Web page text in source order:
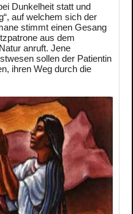
Dunkelheit statt und
auf welchem sich der
stimmt einen Gesang
aus dem
anruft. Jene
sollen der Patientin
ihren Weg durch die